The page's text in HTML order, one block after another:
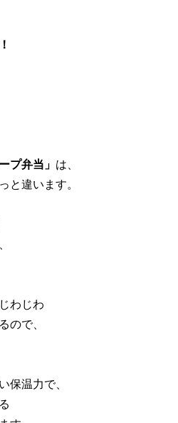
プ弁当」 は、
と違います。
わじわ
ので、
保温力で、